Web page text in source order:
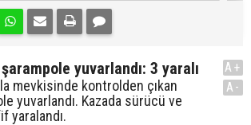
yuvarlandı: 3 yaralı
mevkisinde kontrolden çıkan
yuvarlandı. Kazada sürücü ve
yaralandı.
A+
A-